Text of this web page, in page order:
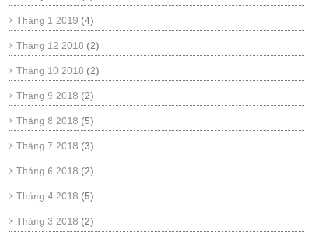
Tháng 1 2019 (4)
Tháng 12 2018 (2)
Tháng 10 2018 (2)
Tháng 9 2018 (2)
Tháng 8 2018 (5)
Tháng 7 2018 (3)
Tháng 6 2018 (2)
Tháng 4 2018 (5)
Tháng 3 2018 (2)